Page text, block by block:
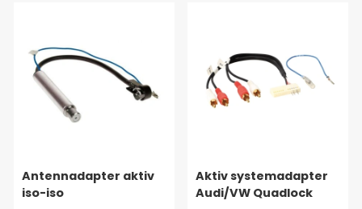
Antennadapter aktiv
iso-iso
Aktiv systemadapter
Audi/VW Quadlock